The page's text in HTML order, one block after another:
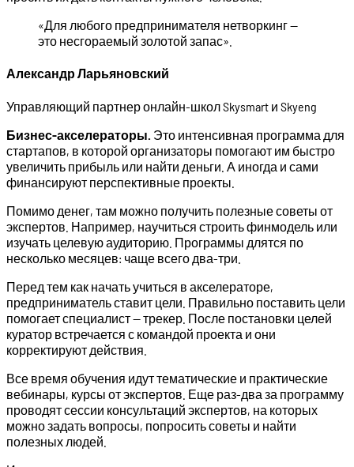
«Для любого предпринимателя нетворкинг —
это несгораемый золотой запас».
Александр Ларьяновский
Управляющий партнер онлайн-школ Skysmart и Skyeng
Бизнес-акселераторы. Это интенсивная программа для
стартапов, в которой организаторы помогают им быстро
увеличить прибыль или найти деньги. А иногда и сами
финансируют перспективные проекты.
Помимо денег, там можно получить полезные советы от
экспертов. Например, научиться строить финмодель или
изучать целевую аудиторию. Программы длятся по
несколько месяцев: чаще всего два-три.
Перед тем как начать учиться в акселераторе,
предприниматель ставит цели. Правильно поставить цели
помогает специалист — трекер. После постановки целей
куратор встречается с командой проекта и они
корректируют действия.
Все время обучения идут тематические и практические
вебинары, курсы от экспертов. Еще раз-два за программу
проводят сессии консультаций экспертов, на которых
можно задать вопросы, попросить советы и найти
полезных людей.